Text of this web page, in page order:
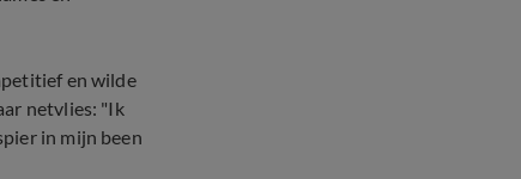
en wilde
netvlies: "Ik
in mijn been